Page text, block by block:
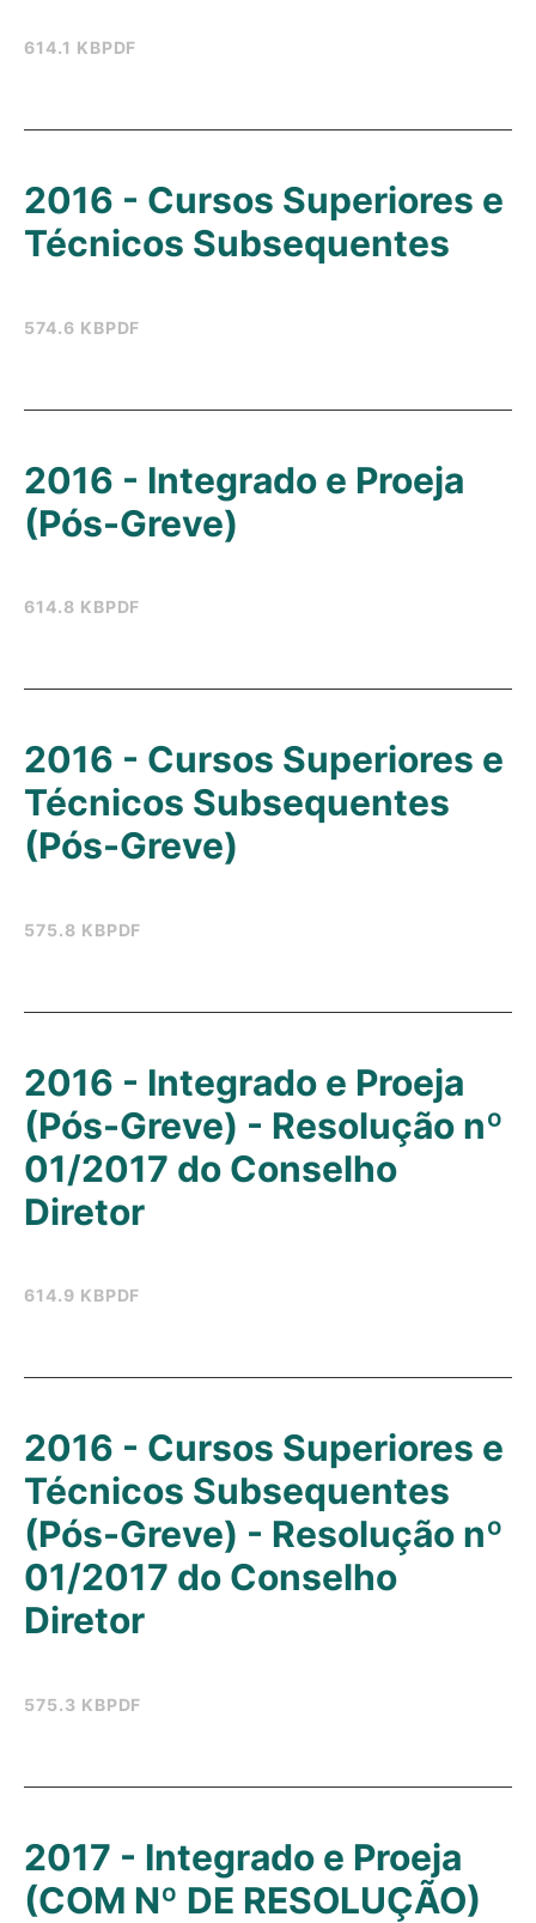
614.1 KBPDF
574.6 KBPDF
2016 - Cursos Superiores e
Técnicos Subsequentes
614.8 KBPDF
2016 - Integrado e Proeja
(Pós-Greve)
575.8 KBPDF
2016 - Cursos Superiores e
Técnicos Subsequentes
(Pós-Greve)
614.9 KBPDF
2016 - Integrado e Proeja
(Pós-Greve) - Resolução nº
01/2017 do Conselho
Diretor
575.3 KBPDF
2016 - Cursos Superiores e
Técnicos Subsequentes
(Pós-Greve) - Resolução nº
01/2017 do Conselho
Diretor
2017 - Integrado e Proeja
(COM Nº DE RESOLUÇÃO)